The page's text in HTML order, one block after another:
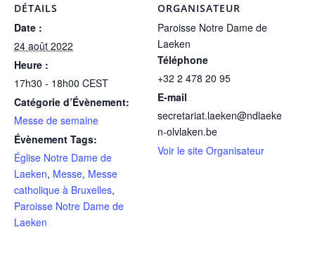
DÉTAILS
Date :
24 août 2022
Heure :
17h30 - 18h00 CEST
Catégorie d’Évènement:
Messe de semaine
Évènement Tags:
Église Notre Dame de
Laeken, Messe, Messe
catholique à Bruxelles,
Paroisse Notre Dame de
Laeken
ORGANISATEUR
Paroisse Notre Dame de
Laeken
Téléphone
+32 2 478 20 95
E-mail
secretariat.laeken@ndlaeke
n-olvlaken.be
Voir le site Organisateur